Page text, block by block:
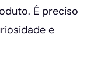
É preciso
e